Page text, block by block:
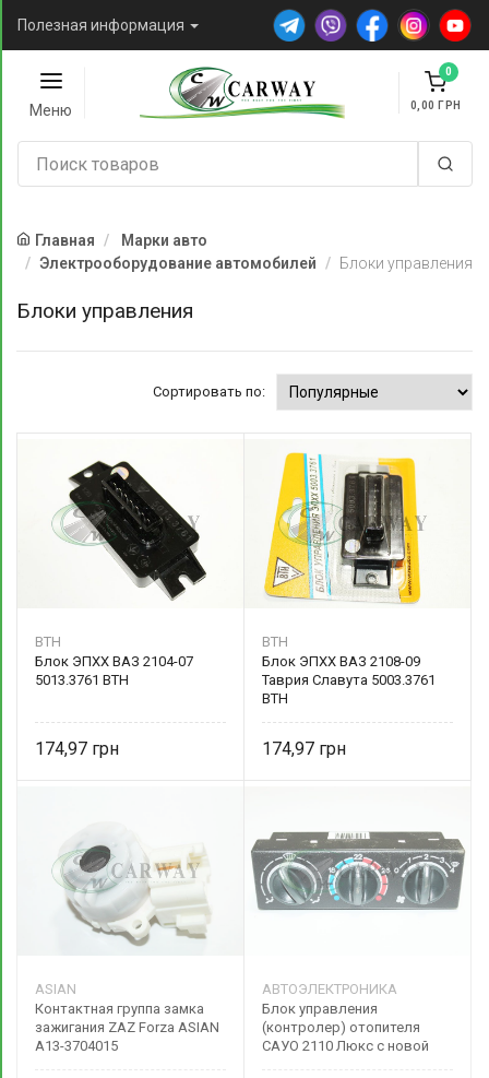
Полезная информация
Меню
0
0,00
Главная
Марки авто
Электрооборудование автомобилей
Блоки управления
Блоки управления
Сортировать по:
ВТН
Блок ЭПХХ ВАЗ 2104-07
5013.3761 ВТН
174,97
ВТН
Блок ЭПХХ ВАЗ 2108-09
Таврия Славута 5003.3761
ВТН
174,97
ASIAN
Контактная группа замка
зажигания ZAZ Forza ASIAN
A13-3704015
АВТОЭЛЕКТРОНИКА
Блок управления
(контролер) отопителя
САУО 2110 Люкс с новой